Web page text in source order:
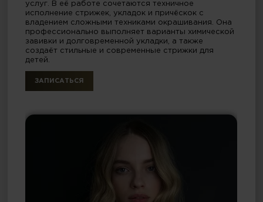
услуг. В её работе сочетаются техничное
исполнение стрижек, укладок и причёскок с
владением сложными техниками окрашивания. Она
профессионально выполняет варианты химической
завивки и долговременной укладки, а также
создаёт стильные и современные стрижки для
детей.
ЗАПИСАТЬСЯ